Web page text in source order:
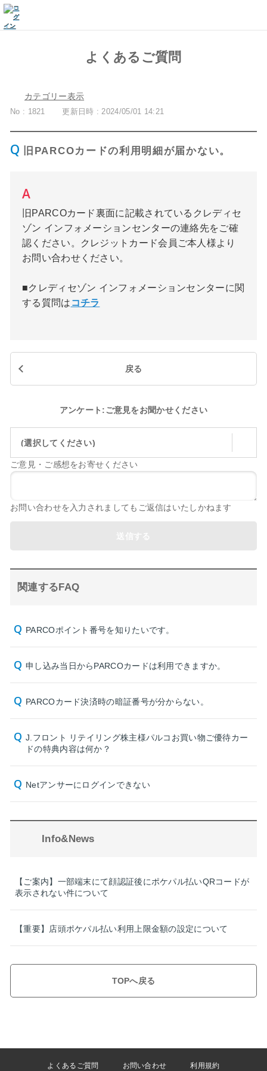
よくあるご質問
カテゴリー表示
No : 1821 更新日時 : 2024/05/01 14:21
旧PARCOカードの利用明細が届かない。
旧PARCOカード裏面に記載されているクレディセ
ゾン インフォメーションセンターの連絡先をご確
認ください。クレジットカード会員ご本人様より
お問い合わせください。
■クレディセゾン インフォメーションセンターに関
する質問は コチラ
戻る
アンケート:ご意見をお聞かせください
(選択してください)
ご意見・ご感想をお寄せください
お問い合わせを入力されましてもご返信はいたしかねます
関連するFAQ
PARCOポイント番号を知りたいです。
申し込み当日からPARCOカードは利用できますか。
PARCOカード決済時の暗証番号が分からない。
J.フロント リテイリング株主様パルコお買い物ご優待カー
ドの特典内容は何か？
Netアンサーにログインできない
Info&News
【ご案内】一部端末にて顔認証後にポケパル払いQRコードが
表示されない件について
【重要】店頭ポケパル払い利用上限金額の設定について
TOPへ戻る
よくあるご質問 お問い合わせ 利用規約